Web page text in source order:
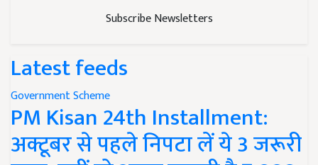
Subscribe Newsletters
Latest feeds
Government Scheme
PM Kisan 24th Installment:
अक्टूबर से पहले निपटा लें ये 3 जरूरी